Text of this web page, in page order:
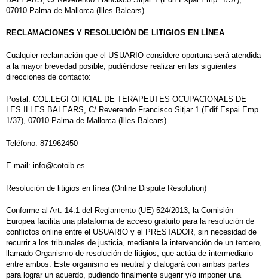
07010 Palma de Mallorca (Illes Balears).
RECLAMACIONES Y RESOLUCIÓN DE LITIGIOS EN LÍNEA
Cualquier reclamación que el USUARIO considere oportuna será atendida
a la mayor brevedad posible, pudiéndose realizar en las siguientes
direcciones de contacto:
Postal: COL.LEGI OFICIAL DE TERAPEUTES OCUPACIONALS DE
LES ILLES BALEARS, C/ Reverendo Francisco Sitjar 1 (Edif.Espai Emp.
1/37), 07010 Palma de Mallorca (Illes Balears)
Teléfono: 871962450
E-mail: info@cotoib.es
Resolución de litigios en línea (Online Dispute Resolution)
Conforme al Art. 14.1 del Reglamento (UE) 524/2013, la Comisión
Europea facilita una plataforma de acceso gratuito para la resolución de
conflictos online entre el USUARIO y el PRESTADOR, sin necesidad de
recurrir a los tribunales de justicia, mediante la intervención de un tercero,
llamado Organismo de resolución de litigios, que actúa de intermediario
entre ambos. Este organismo es neutral y dialogará con ambas partes
para lograr un acuerdo, pudiendo finalmente sugerir y/o imponer una